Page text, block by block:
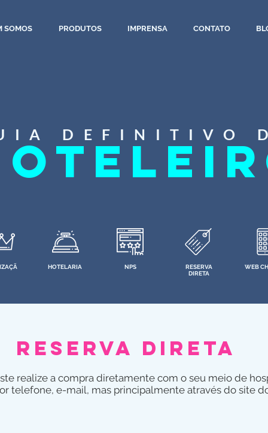
SOMOS PRODUTOS IMPRENSA CONTATO
DEFINITIVO
HOTELARIA NPS
RESERVA
DIRETA
WEB
reserva direta
realize a compra diretamente com o seu meio de
telefone, e-mail, mas principalmente através do site